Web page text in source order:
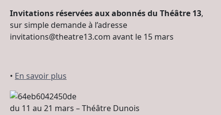
Invitations réservées aux abonnés du Théâtre 13,
sur simple demande à l’adresse
invitations@theatre13.com avant le 15 mars
• En savoir plus
du 11 au 21 mars – Théâtre Dunois